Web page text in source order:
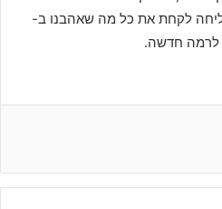
לקחת את כל מה שאהבנו ב-